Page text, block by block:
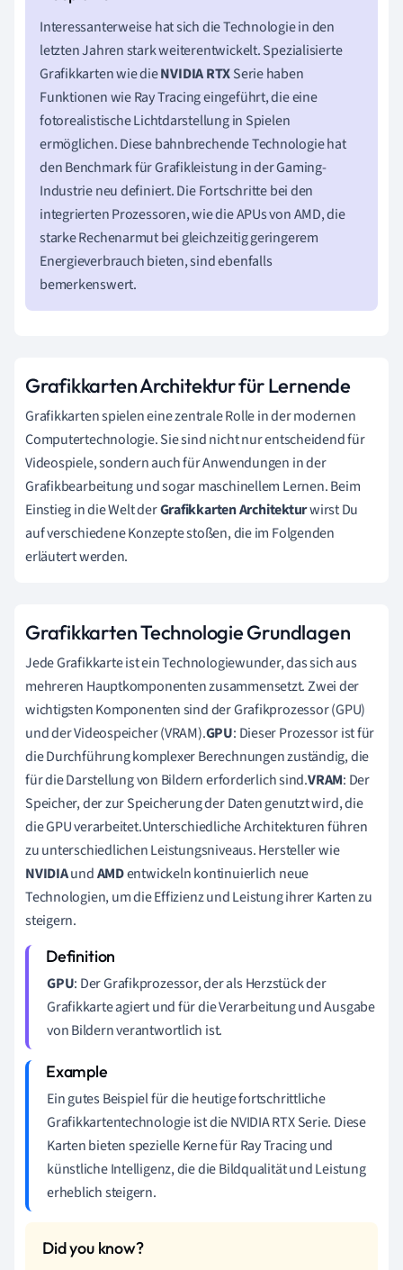
Interessanterweise hat sich die Technologie in den
letzten Jahren stark weiterentwickelt. Spezialisierte
Grafikkarten wie dieNVIDIA RTXSerie haben
Funktionen wie Ray Tracing eingeführt, die eine
fotorealistische Lichtdarstellung in Spielen
ermöglichen. Diese bahnbrechende Technologie hat
den Benchmark für Grafikleistung in der Gaming-
Industrie neu definiert. Die Fortschritte bei den
integrierten Prozessoren, wie die APUs von AMD, die
starke Rechenarmut bei gleichzeitig geringerem
Energieverbrauch bieten, sind ebenfalls
bemerkenswert.
Grafikkarten Architektur für Lernende
Grafikkarten spielen eine zentrale Rolle in der modernen
Computertechnologie. Sie sind nicht nur entscheidend für
Videospiele, sondern auch für Anwendungen in der
Grafikbearbeitung und sogar maschinellem Lernen. Beim
Einstieg in die Welt derGrafikkarten Architekturwirst Du
auf verschiedene Konzepte stoßen, die im Folgenden
erläutert werden.
Grafikkarten Technologie Grundlagen
Jede Grafikkarte ist ein Technologiewunder, das sich aus
mehreren Hauptkomponenten zusammensetzt. Zwei der
wichtigsten Komponenten sind der Grafikprozessor (GPU)
und der Videospeicher (VRAM).GPU: Dieser Prozessor ist für
die Durchführung komplexer Berechnungen zuständig, die
für die Darstellung von Bildern erforderlich sind.VRAM: Der
Speicher, der zur Speicherung der Daten genutzt wird, die
die GPU verarbeitet.Unterschiedliche Architekturen führen
zu unterschiedlichen Leistungsniveaus. Hersteller wie
NVIDIAundAMDentwickeln kontinuierlich neue
Technologien, um die Effizienz und Leistung ihrer Karten zu
steigern.
GPU: Der Grafikprozessor, der als Herzstück der
Grafikkarte agiert und für die Verarbeitung und Ausgabe
von Bildern verantwortlich ist.
Ein gutes Beispiel für die heutige fortschrittliche
Grafikkartentechnologie ist die NVIDIA RTX Serie. Diese
Karten bieten spezielle Kerne für Ray Tracing und
künstliche Intelligenz, die die Bildqualität und Leistung
erheblich steigern.